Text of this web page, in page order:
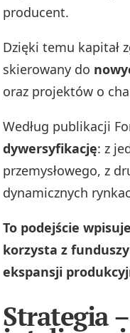
producent.
Dzięki temu kapitał
skierowany do
oraz projektów o
Według publikacji
dywersyfikację: z
przemysłowego, z
dynamicznych
To podejście
korzysta z
ekspansji
Strategia